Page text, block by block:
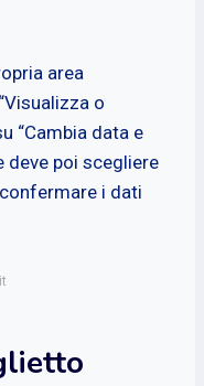
area
o
“Cambia data e
deve poi scegliere
i dati